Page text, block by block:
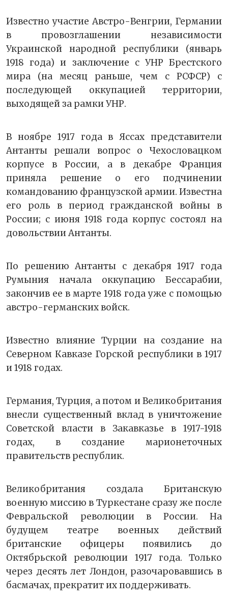
Известно участие Австро-Венгрии, Германии
в провозглашении независимости
Украинской народной республики (январь
1918 года) и заключение с УНР Брестского
мира (на месяц раньше, чем с РСФСР) с
последующей оккупацией территории,
выходящей за рамки УНР.
В ноябре 1917 года в Яссах представители
Антанты решали вопрос о Чехословацком
корпусе в России, а в декабре Франция
приняла решение о его подчинении
командованию французской армии. Известна
его роль в период гражданской войны в
России; с июня 1918 года корпус состоял на
довольствии Антанты.
По решению Антанты с декабря 1917 года
Румыния начала оккупацию Бессарабии,
закончив ее в марте 1918 года уже с помощью
австро-германских войск.
Известно влияние Турции на создание на
Северном Кавказе Горской республики в 1917
и 1918 годах.
Германия, Турция, а потом и Великобритания
внесли существенный вклад в уничтожение
Советской власти в Закавказье в 1917-1918
годах, в создание марионеточных
правительств республик.
Великобритания создала Британскую
военную миссию в Туркестане сразу же после
Февральской революции в России. На
будущем театре военных действий
британские офицеры появились до
Октябрьской революции 1917 года. Только
через десять лет Лондон, разочаровавшись в
басмачах, прекратит их поддерживать.